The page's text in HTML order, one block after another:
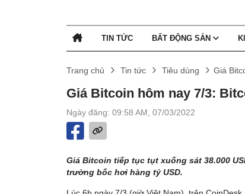
TIN TỨC BẤT ĐỘNG SẢN
Trang chủ Tin tức Tiêu dùng Giá
Giá Bitcoin hôm nay 7/3:
Ngày đăng: 09:58 AM, 07/03/2022
Giá Bitcoin tiếp tục tụt xuống sát 38.000
trường bốc hơi hàng tỷ USD.